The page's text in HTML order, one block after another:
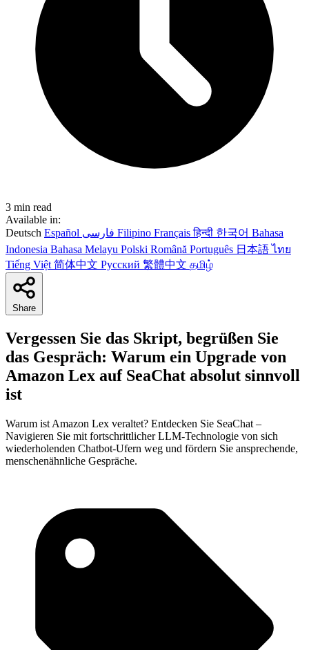
3 min read
Available in:
Deutsch Español Filipino Françaisहिन्दी 한국어 Bahasa
Indonesia Bahasa Melayu Polski Română Português 日本語ไทย
Tiếng Việt 简体中文 Русский 繁體中文 தமிழ்
Share
Vergessen Sie das Skript, begrüßen Sie
das Gespräch: Warum ein Upgrade von
Amazon Lex auf SeaChat absolut sinnvoll
ist
Warum ist Amazon Lex veraltet? Entdecken Sie SeaChat –
Navigieren Sie mit fortschrittlicher LLM-Technologie von sich
wiederholenden Chatbot-Ufern weg und fördern Sie ansprechende,
menschenähnliche Gespräche.